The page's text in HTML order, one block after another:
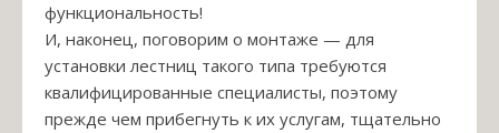
функциональность!
И, наконец, поговорим о монтаже — для
установки лестниц такого типа требуются
квалифицированные специалисты, поэтому
прежде чем прибегнуть к их услугам, тщательно